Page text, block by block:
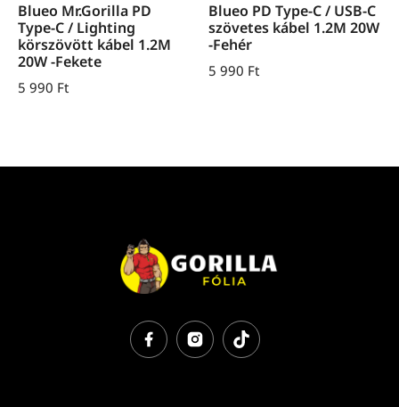
Blueo Mr.Gorilla PD
Type-C / Lighting
körszövött kábel 1.2M
20W -Fekete
5 990 Ft
Blueo PD Type-C / USB-C
szövetes kábel 1.2M 20W
-Fehér
5 990 Ft